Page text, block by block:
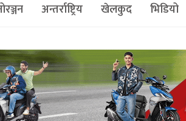
अन्तर्राष्ट्रिय खेलकुद भिडियो